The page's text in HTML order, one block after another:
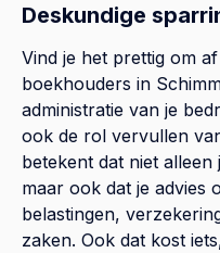
Deskundige
Vind je het prettig om
boekhouders in
administratie van je
ook de rol vervullen
betekent dat niet alleen
maar ook dat je advies
belastingen,
zaken. Ook dat kost